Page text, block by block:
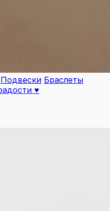
Подвески Браслеты
♥︎